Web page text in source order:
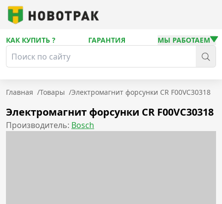
КАК КУПИТЬ ? ГАРАНТИЯ МЫ РАБОТАЕМ
Главная /Товары /Электромагнит форсунки CR F00VC30318
Электромагнит форсунки CR F00VC30318
Производитель: Bosch